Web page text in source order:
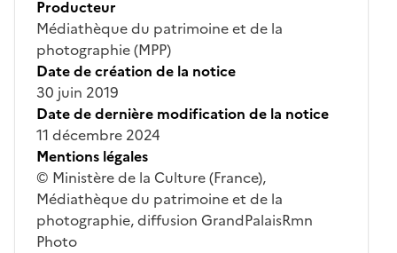
Producteur
Médiathèque du patrimoine et de la
photographie (MPP)
Date de création de la notice
30 juin 2019
Date de dernière modification de la notice
11 décembre 2024
Mentions légales
© Ministère de la Culture (France),
Médiathèque du patrimoine et de la
photographie, diffusion GrandPalaisRmn
Photo